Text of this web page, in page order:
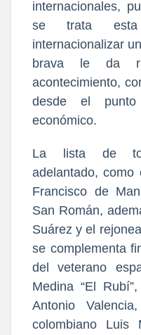
internacionales,
se trata
internacionalizar
brava le da
acontecimiento,
desde el
económico.
La lista de
adelantado,
Francisco de
San Román,
Suárez y el
se complementa
del veterano
Medina “El
Antonio
colombiano Luis